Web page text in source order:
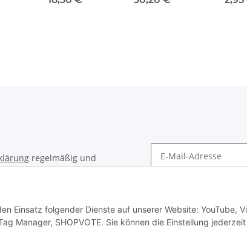
Einsatz folgender Dienste auf unserer Website: YouTube,
Manager, SHOPVOTE. Sie können die Einstellung
regelmäßig und
per E-Mail zu.